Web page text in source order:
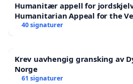
Humanitær appell for
Humanitarian Appeal for the
Victims
40 signaturer
Krev uavhengig gransking av
Norge
61 signaturer